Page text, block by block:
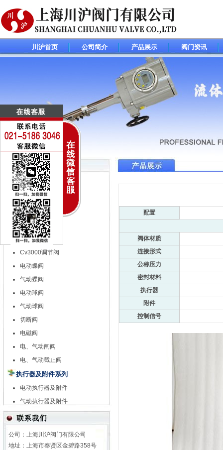
川沪首页 公司简介 产品展示 阀门资讯
调节阀(控制阀)系列
电动调节阀
气动调节阀
特殊调节阀
自力式调节阀
Cv3000调节阀
电动蝶阀
气动蝶阀
电动球阀
气动球阀
切断阀
电磁阀
电、气动闸阀
电、气动截止阀
执行器及附件系列
电动执行器及附件
气动执行器及附件
公司：上海川沪阀门有限公司
地址：上海市奉贤区金碧路358号
配置
阀体材质
连接形式
公称压力
密封材料
执行器
附件
控制信号